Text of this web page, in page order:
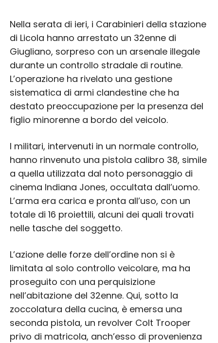
Nella serata di ieri, i Carabinieri della stazione
di Licola hanno arrestato un 32enne di
Giugliano, sorpreso con un arsenale illegale
durante un controllo stradale di routine.
L’operazione ha rivelato una gestione
sistematica di armi clandestine che ha
destato preoccupazione per la presenza del
figlio minorenne a bordo del veicolo.
I militari, intervenuti in un normale controllo,
hanno rinvenuto una pistola calibro 38, simile
a quella utilizzata dal noto personaggio di
cinema Indiana Jones, occultata dall’uomo.
L’arma era carica e pronta all’uso, con un
totale di 16 proiettili, alcuni dei quali trovati
nelle tasche del soggetto.
L’azione delle forze dell’ordine non si è
limitata al solo controllo veicolare, ma ha
proseguito con una perquisizione
nell’abitazione del 32enne. Qui, sotto la
zoccolatura della cucina, è emersa una
seconda pistola, un revolver Colt Trooper
privo di matricola, anch’esso di provenienza